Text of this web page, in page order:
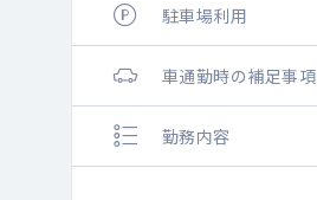
駐車場利用
車通勤時の補足事項
勤務内容